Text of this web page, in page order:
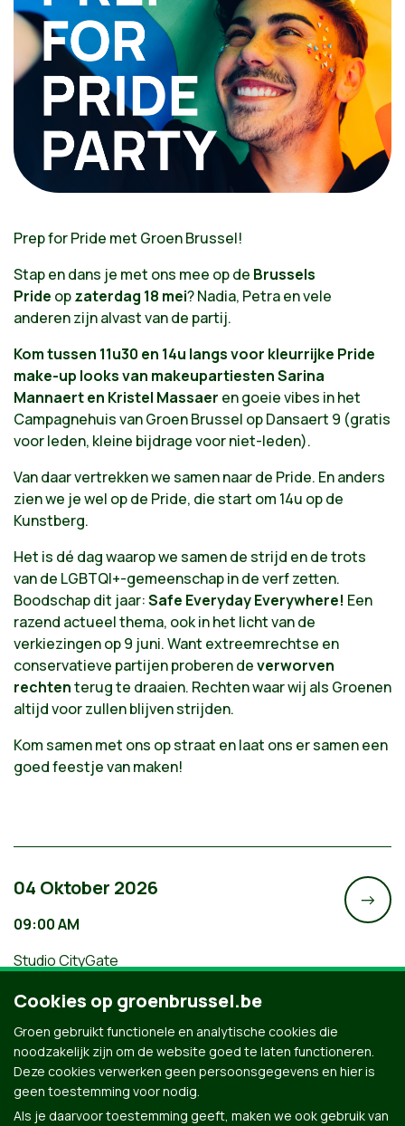
Prep for Pride met Groen Brussel!
Stap en dans je met ons mee op de Brussels
Pride opzaterdag 18 mei?Nadia, Petra en vele
anderenzijn alvast van de partij.
Kom tussen 11u30 en 14u langs voor kleurrijke Pride
make-up looksvan makeupartiesten Sarina
Mannaerten Kristel Massaer en goeie vibes in het
Campagnehuis van Groen Brussel op Dansaert 9 (gratis
voor leden, kleine bijdrage voor niet-leden).
Van daar vertrekken we samen naar de Pride. En anders
zien we je wel op de Pride, die start om 14u op de
Kunstberg.
Het is dé dag waarop we samen de strijd en de trots
van de LGBTQI+-gemeenschap in de verf zetten.
Boodschap dit jaar:Safe Everyday Everywhere! Een
razend actueel thema, ook in het licht van de
verkiezingen op 9 juni. Want extreemrechtse en
conservatieve partijen proberen deverworven
rechtenterug te draaien. Rechten waar wij als Groenen
altijd voor zullen blijven strijden.
Kom samen met ons op straat en laat ons er samen een
goed feestje van maken!
04 Oktober 2026
09:00 AM
Studio CityGate
Wandel mee met de Brusselse teams
van Groen tijdens de Refugee Walk
->
Cookies op groenbrussel.be
Groen gebruikt functionele en analytische cookies die
noodzakelijk zijn om de website goed te laten functioneren.
Deze cookies verwerken geen persoonsgegevens en hier is
geen toestemming voor nodig.
Als je daarvoor toestemming geeft, maken we ook gebruik van